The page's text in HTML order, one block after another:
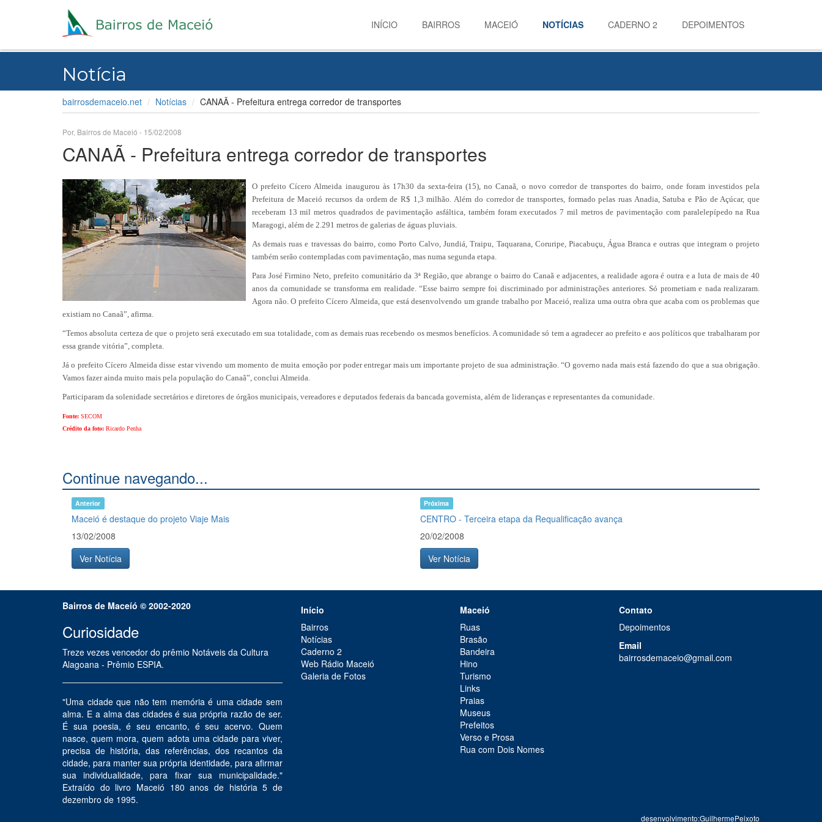
INÍCIO BAIRROS MACEIÓ NOTÍCIAS CADERNO 2 DEPOIMENTOS
Notícia
bairrosdemaceio.net Notícias CANAÃ - Prefeitura entrega corredor de transportes
Por, Bairros de Maceió - 15/02/2008
CANAÃ - Prefeitura entrega corredor de transportes
O prefeito Cícero Almeida inaugurou às 17h30 da sexta-feira (15), no Canaã, o novo corredor de transportes do bairro, onde foram investidos pela
Prefeitura de Maceió recursos da ordem de R$ 1,3 milhão. Além do corredor de transportes, formado pelas ruas Anadia, Satuba e Pão de Açúcar, que
receberam 13 mil metros quadrados de pavimentação asfáltica, também foram executados 7 mil metros de pavimentação com paralelepípedo na Rua
Maragogi, além de 2.291 metros de galerias de águas pluviais.
As demais ruas e travessas do bairro, como Porto Calvo, Jundiá, Traipu, Taquarana, Coruripe, Piacabuçu, Água Branca e outras que integram o projeto
também serão contempladas com pavimentação, mas numa segunda etapa.
Para José Firmino Neto, prefeito comunitário da 3ª Região, que abrange o bairro do Canaã e adjacentes, a realidade agora é outra e a luta de mais de 40
anos da comunidade se transforma em realidade. “Esse bairro sempre foi discriminado por administrações anteriores. Só prometiam e nada realizaram.
Agora não. O prefeito Cícero Almeida, que está desenvolvendo um grande trabalho por Maceió, realiza uma outra obra que acaba com os problemas que
existiam no Canaã”, afirma.
“Temos absoluta certeza de que o projeto será executado em sua totalidade, com as demais ruas recebendo os mesmos benefícios. A comunidade só tem a agradecer ao prefeito e aos políticos que trabalharam por
essa grande vitória”, completa.
Já o prefeito Cícero Almeida disse estar vivendo um momento de muita emoção por poder entregar mais um importante projeto de sua administração. “O governo nada mais está fazendo do que a sua obrigação.
Vamos fazer ainda muito mais pela população do Canaã”, conclui Almeida.
Participaram da solenidade secretários e diretores de órgãos municipais, vereadores e deputados federais da bancada governista, além de lideranças e representantes da comunidade.
Fonte: SECOM
Crédito da foto: Ricardo Penha
Continue navegando...
Anterior
Maceió é destaque do projeto Viaje Mais
13/02/2008
Ver Notícia
Próxima
CENTRO - Terceira etapa da Requalificação avança
20/02/2008
Ver Notícia
Bairros de Maceíó © 2002-2020
Curiosidade
Treze vezes vencedor do prêmio Notáveis da Cultura
Alagoana - Prêmio ESPIA.
"Uma cidade que não tem memória é uma cidade sem
alma. E a alma das cidades é sua própria razão de ser.
É sua poesia, é seu encanto, é seu acervo. Quem
nasce, quem mora, quem adota uma cidade para viver,
precisa de história, das referências, dos recantos da
cidade, para manter sua própria identidade, para afirmar
sua individualidade, para fixar sua municipalidade."
Extraído do livro Maceió 180 anos de história 5 de
dezembro de 1995.
Início
Bairros
Notícias
Caderno 2
Web Rádio Maceió
Galeria de Fotos
Maceió
Ruas
Brasão
Bandeira
Hino
Turismo
Links
Praias
Museus
Prefeitos
Verso e Prosa
Rua com Dois Nomes
Contato
Depoimentos
Email
bairrosdemaceio@gmail.com
desenvolvimento:GuilhermePeixoto